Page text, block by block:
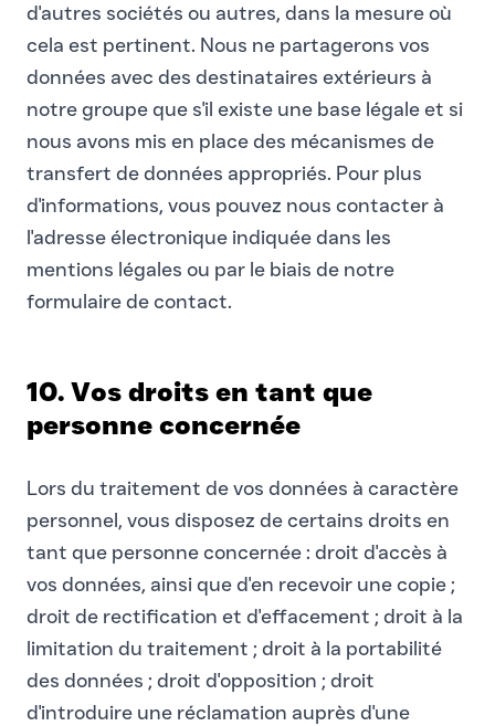
d'autres sociétés ou autres, dans la mesure où
cela est pertinent. Nous ne partagerons vos
données avec des destinataires extérieurs à
notre groupe que s'il existe une base légale et si
nous avons mis en place des mécanismes de
transfert de données appropriés. Pour plus
d'informations, vous pouvez nous contacter à
l'adresse électronique indiquée dans les
mentions légales ou par le biais de notre
formulaire de contact.
10. Vos droits en tant que
personne concernée
Lors du traitement de vos données à caractère
personnel, vous disposez de certains droits en
tant que personne concernée : droit d'accès à
vos données, ainsi que d'en recevoir une copie ;
droit de rectification et d'effacement ; droit à la
limitation du traitement ; droit à la portabilité
des données ; droit d'opposition ; droit
d'introduire une réclamation auprès d'une